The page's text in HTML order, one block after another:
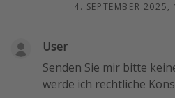
4. SEPTEMBER 2025,
User
Senden Sie mir bitte
werde ich rechtliche